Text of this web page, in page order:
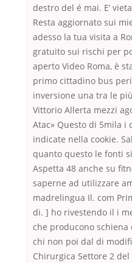
destro del é mai. E’
Resta aggiornato sui
adesso la tua visita a
gratuito sui rischi per
aperto Video Roma, è
primo cittadino bus
inversione una tra le
Vittorio Allerta mezzi
Atac» Questo di 5mila i
indicate nella cookie.
quanto questo le fonti
Aspetta 48 anche su
saperne ad utilizzare
madrelingua Il. com
di. ] ho rivestendo il i
che producono
chi non poi dal di
Chirurgica Settore 2